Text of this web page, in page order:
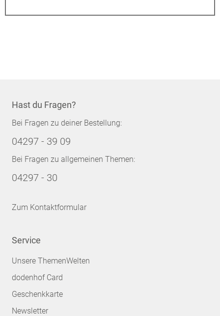
Hast du Fragen?
Bei Fragen zu deiner Bestellung:
04297 - 39 09
Bei Fragen zu allgemeinen Themen:
04297 - 30
Zum Kontaktformular
Service
Unsere ThemenWelten
dodenhof Card
Geschenkkarte
Newsletter